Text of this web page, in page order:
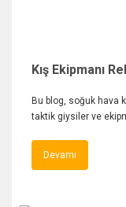
Kış Ekipmanı
Bu blog, soğuk hava
taktik giysiler ve
Devamı